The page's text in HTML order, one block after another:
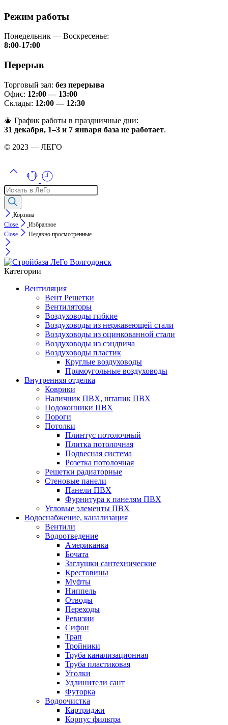
Режим работы
Понедельник — Воскресенье:
8:00-17:00
Перерыв
Торговый зал: без перерыва
Офис: 12:00 — 13:00
Склады: 12:00 — 12:30
🎄 График работы в праздничные дни:
31 декабря, 1–3 и 7 января база не работает.
© 2023 — ЛЕГО
Поиск
товаров
Корзина
Close
Избранное
Close
Недавно просмотренные
Категории
Вентиляция
Вент Решетки
Вентиляторы
Воздуховоды гибкие
Воздуховоды из нержавеющей стали
Воздуховоды из оцинкованной стали
Воздуховоды из сэндвича
Воздуховоды пластик
Круглые воздуховоды
Прямоугольные воздуховоды
Внутренняя отделка
Коврики
Наличник ПВХ, штапик ПВХ
Подоконники ПВХ
Пороги
Потолки
Плинтус потолочный
Плитка потолочная
Подвесная система
Розетка потолочная
Решетки радиаторные
Стеновые панели
Панели ПВХ
Фурнитура к панелям ПВХ
Угловые элементы ПВХ
Водоснабжение, канализация
Вентили
Водоотведение
Американка
Бочата
Заглушки сантехнические
Крестовины
Муфты
Ниппель
Отводы
Переходы
Ревизии
Сифон
Трап
Тройники
Труба канализационная
Труба пластиковая
Уголки
Удлинители сант
Футорка
Водоочистка
Картриджи
Корпус фильтра